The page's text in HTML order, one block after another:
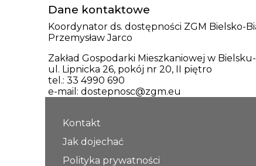
Dane kontaktowe
Koordynator ds. dostępności ZGM Bielsko-
Przemysław Jarco
Zakład Gospodarki Mieszkaniowej w Bielsku-
ul. Lipnicka 26, pokój nr 20, II piętro
tel.: 33 4990 690
e-mail: dostepnosc@zgm.eu
Kontakt
Jak dojechać
Polityka prywatności